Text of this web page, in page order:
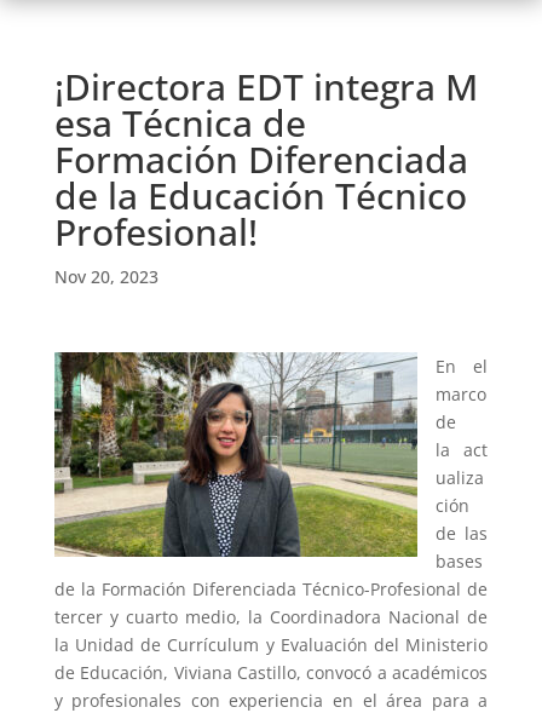
¡Directora EDT integra M
esa Técnica de
Formación Diferenciada
de la Educación Técnico
Profesional!
Nov 20, 2023
En el
marco
de
la act
ualiza
ción
de las
bases
de la Formación Diferenciada Técnico-Profesional de
tercer y cuarto medio, la Coordinadora Nacional de
la Unidad de Currículum y Evaluación del Ministerio
de Educación, Viviana Castillo, convocó a académicos
y profesionales con experiencia en el área para a